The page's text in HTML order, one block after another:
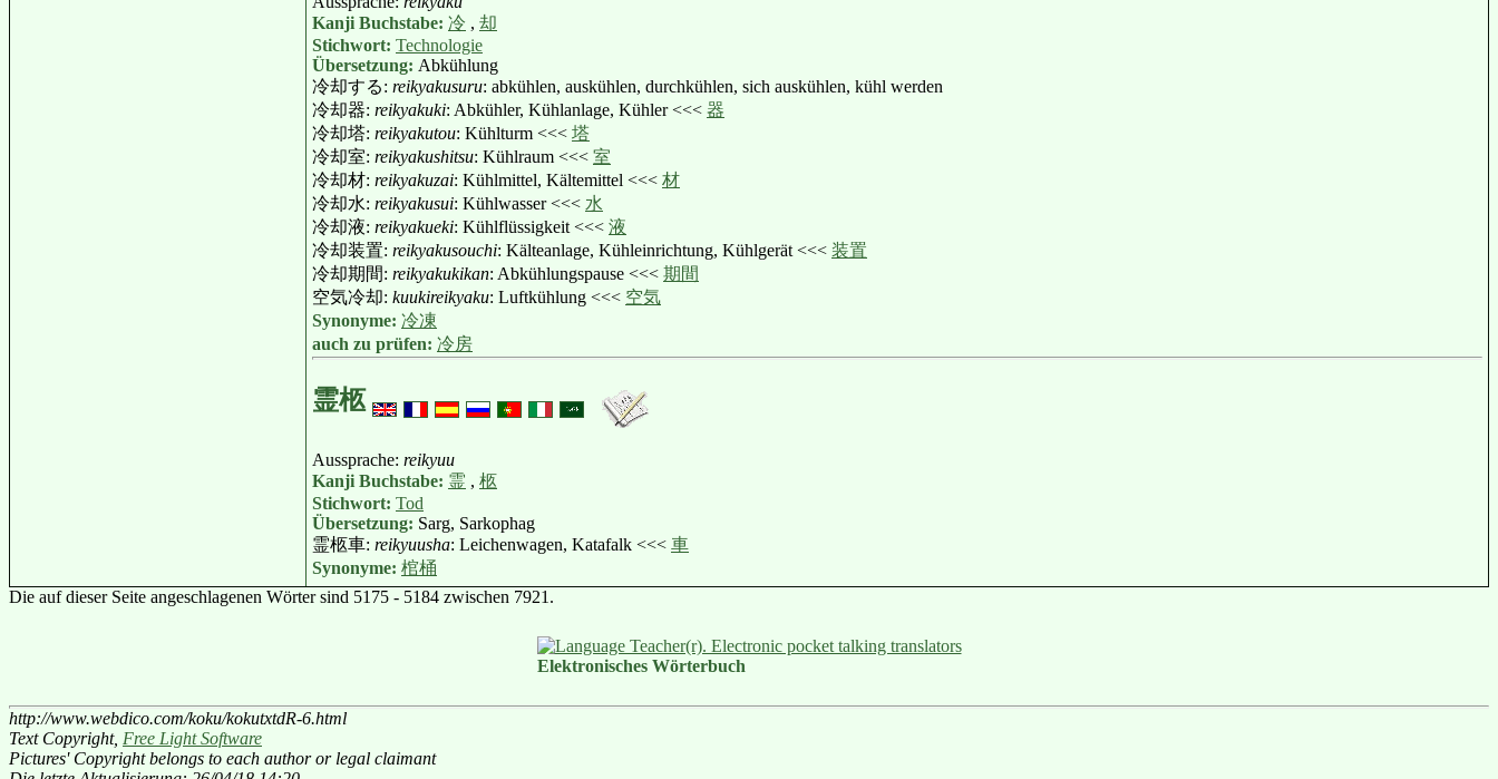
Kanji Buchstabe: 冷 , 却
Stichwort: Technologie
Übersetzung: Abkühlung
冷却する: reikyakusuru: abkühlen, auskühlen, durchkühlen, sich auskühlen, kühl werden
冷却器: reikyakuki: Abkühler, Kühlanlage, Kühler <<< 器
冷却塔: reikyakutou: Kühlturm <<< 塔
冷却室: reikyakushitsu: Kühlraum <<< 室
冷却材: reikyakuzai: Kühlmittel, Kältemittel <<< 材
冷却水: reikyakusui: Kühlwasser <<< 水
冷却液: reikyakueki: Kühlflüssigkeit <<< 液
冷却装置: reikyakusouchi: Kälteanlage, Kühleinrichtung, Kühlgerät <<< 装置
冷却期間: reikyakukikan: Abkühlungspause <<< 期間
空気冷却: kuukireikyaku: Luftkühlung <<< 空気
Synonyme: 冷凍
auch zu prüfen: 冷房
霊柩
Aussprache: reikyuu
Kanji Buchstabe: 霊 , 柩
Stichwort: Tod
Übersetzung: Sarg, Sarkophag
霊柩車: reikyuusha: Leichenwagen, Katafalk <<< 車
Synonyme: 棺桶
Die auf dieser Seite angeschlagenen Wörter sind 5175 - 5184 zwischen 7921.
Elektronisches Wörterbuch
http://www.webdico.com/koku/kokutxtdR-6.html
Text Copyright, Free Light Software
Pictures' Copyright belongs to each author or legal claimant